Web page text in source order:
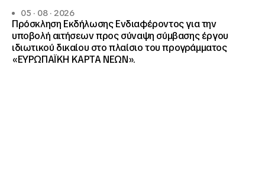
05 · 08 · 2026
Πρόσκληση Εκδήλωσης Ενδιαφέροντος για την
υποβολή αιτήσεων προς σύναψη σύμβασης έργου
ιδιωτικού δικαίου στο πλαίσιο του προγράμματος
«ΕΥΡΩΠΑΪΚΗ ΚΑΡΤΑ ΝΕΩΝ».